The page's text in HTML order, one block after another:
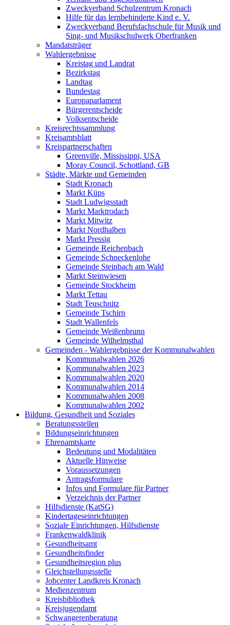
Zweckverband Schulzentrum Kronach
Hilfe für das lernbehinderte Kind e. V.
Zweckverband Berufsfachschule für Musik und
Sing- und Musikschulwerk Oberfranken
Mandatsträger
Wahlergebnisse
Kreistag und Landrat
Bezirkstag
Landtag
Bundestag
Europaparlament
Bürgerentscheide
Volksentscheide
Kreisrechtssammlung
Kreisamtsblatt
Kreispartnerschaften
Greenville, Mississippi, USA
Moray Council, Schottland, GB
Städte, Märkte und Gemeinden
Stadt Kronach
Markt Küps
Stadt Ludwigsstadt
Markt Marktrodach
Markt Mitwitz
Markt Nordhalben
Markt Pressig
Gemeinde Reichenbach
Gemeinde Schneckenlohe
Gemeinde Steinbach am Wald
Markt Steinwiesen
Gemeinde Stockheim
Markt Tettau
Stadt Teuschnitz
Gemeinde Tschirn
Stadt Wallenfels
Gemeinde Weißenbrunn
Gemeinde Wilhelmsthal
Gemeinden - Wahlergebnisse der Kommunalwahlen
Kommunalwahlen 2026
Kommunalwahlen 2023
Kommunalwahlen 2020
Kommunalwahlen 2014
Kommunalwahlen 2008
Kommunalwahlen 2002
Bildung, Gesundheit und Soziales
Beratungsstellen
Bildungseinrichtungen
Ehrenamtskarte
Bedeutung und Modalitäten
Aktuelle Hinweise
Voraussetzungen
Antragsformulare
Infos und Formulare für Partner
Verzeichnis der Partner
Hilfsdienste (KatSG)
Kindertageseinrichtungen
Soziale Einrichtungen, Hilfsdienste
Frankenwaldklinik
Gesundheitsamt
Gesundheitsfinder
Gesundheitsregion plus
Gleichstellungsstelle
Jobcenter Landkreis Kronach
Medienzentrum
Kreisbibliothek
Kreisjugendamt
Schwangerenberatung